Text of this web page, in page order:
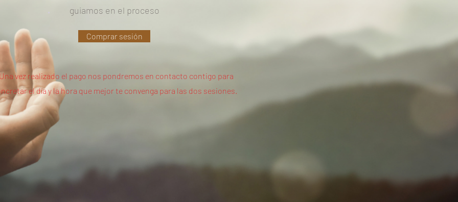
guiamos en el proceso
Comprar sesión
vez realizado el pago nos pondremos en contacto contigo para
el día y la hora que mejor te convenga para las dos sesiones.